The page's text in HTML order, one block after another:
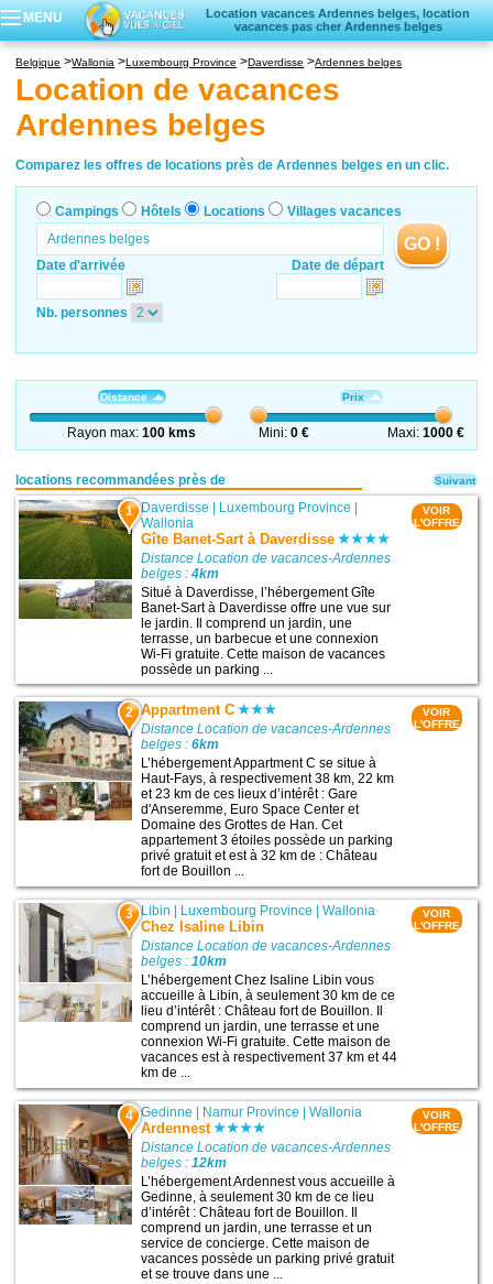
MENU
Location vacances Ardennes belges, location
vacances pas cher Ardennes belges
Locations vacances
Villages vacances
Belgique Wallonia Luxembourg Province Daverdisse Ardennes belges
Location de vacances
Ardennes belges
Comparez les offres de locations près de Ardennes belges en un clic.
Campings Hôtels Locations Villages vacances
Date d'arrivée Date de départ
GO !
Nb. personnes
Distance
Rayon max:100 kms
Prix
Mini:0 € Maxi: 1000 €
locations recommandées près de
1 Daverdisse | Luxembourg Province |
Wallonia
Gîte Banet-Sart à Daverdisse
Distance Location de vacances-Ardennes
belges :4km
Situé à Daverdisse, l’hébergement Gîte
Banet-Sart à Daverdisse offre une vue sur
le jardin. Il comprend un jardin, une
terrasse, un barbecue et une connexion
Wi-Fi gratuite. Cette maison de vacances
possède un parking ...
VOIR
L'OFFRE
2 Appartment C
Distance Location de vacances-Ardennes
belges :6km
L’hébergement Appartment C se situe à
Haut-Fays, à respectivement 38 km, 22 km
et 23 km de ces lieux d’intérêt : Gare
d'Anseremme, Euro Space Center et
Domaine des Grottes de Han. Cet
appartement 3 étoiles possède un parking
privé gratuit et est à 32 km de : Château
fort de Bouillon ...
VOIR
L'OFFRE
3 Libin Luxembourg Province |Wallonia
Chez Isaline Libin
Distance Location de vacances-Ardennes
belges :10km
L’hébergement Chez Isaline Libin vous
accueille à Libin, à seulement 30 km de ce
lieu d’intérêt : Château fort de Bouillon. Il
comprend un jardin, une terrasse et une
connexion Wi-Fi gratuite. Cette maison de
vacances est à respectivement 37 km et 44
km de ...
VOIR
L'OFFRE
4 Gedinne Namur Province |Wallonia
Ardennest
Distance Location de vacances-Ardennes
belges :12km
L’hébergement Ardennest vous accueille à
Gedinne, à seulement 30 km de ce lieu
d’intérêt : Château fort de Bouillon. Il
comprend un jardin, une terrasse et un
service de concierge. Cette maison de
vacances possède un parking privé gratuit
et se trouve dans une ...
VOIR
L'OFFRE
Suivant